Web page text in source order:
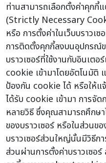
ท่านสามารถเลือกตั้งค่าคุกกี้
(Strictly Necessary
หรือ การตั้งค่าในเว็บบราว
การติดตั้งคุกกี้ลงบนอุปกรณ์
บราวเซอร์ที่ใช้งานกับอินเต
cookie เข้ามาโดยอัตโนมัติ
ป้องกัน cookie ได้ หรือให้
ได้รับ cookie เข้ามา การจั
หลายวิธี ซึ่งคุณสามารถศึกษา
ของบราวเซอร์ หรือในส่วนข
บราวเซอร์ส่วนใหญ่นั้นมีวิธีก
ส่วนผ่านการตั้งค่าบราวเซอ